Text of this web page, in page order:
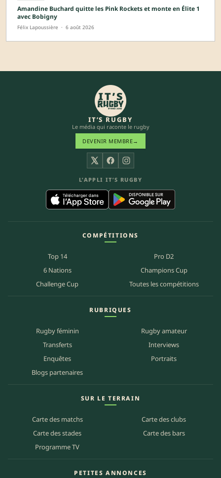
Amandine Buchard quitte les Pink Rockets et monte en Élite 1
avec Bobigny
Félix Lapoussière · 6 août 2026
IT’S RUGBY
Le média qui raconte le rugby
DEVENIR MEMBRE→
X FacebookInstagram
L’APPLI IT’S RUGBY
COMPÉTITIONS
Top 14
Pro D2
6 Nations
Champions Cup
Challenge Cup
Toutes les compétitions
RUBRIQUES
Rugby féminin
Rugby amateur
Transferts
Interviews
Enquêtes
Portraits
Blogs partenaires
SUR LE TERRAIN
Carte des matchs
Carte des clubs
Carte des stades
Carte des bars
Programme TV
PETITES ANNONCES